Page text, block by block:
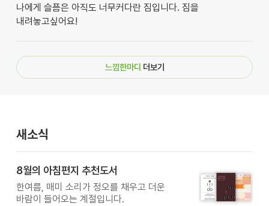
나에게 슬픔은 아직도 너무커다란 짐입니다. 짐을
내려놓고싶어요!
느낌한마디 더보기
새소식
8월의 아침편지 추천도서
한여름, 매미 소리가 정오를 채우고 더운
바람이 들어오는 계절입니다.